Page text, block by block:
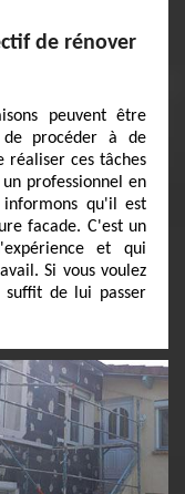
de rénover
peuvent être
procéder à de
réaliser ces tâches
professionnel en
informons qu'il est
facade. C'est un
et qui
Si vous voulez
suffit de lui passer